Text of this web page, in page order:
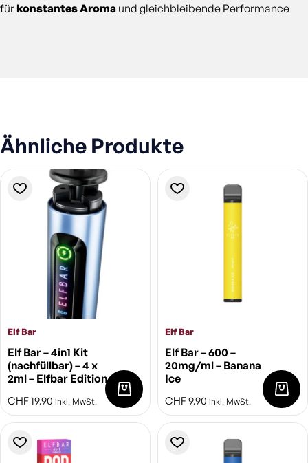
fürkonstantes Aroma und gleichbleibende Performance
Ähnliche Produkte
Elf Bar
Elf Bar – 4in1 Kit
(nachfüllbar) – 4 x
2ml – Elfbar Edition
CHF19.90 inkl. MwSt.
Elf Bar
Elf Bar – 600 –
20mg/ml – Banana
Ice
CHF9.90 inkl. MwSt.